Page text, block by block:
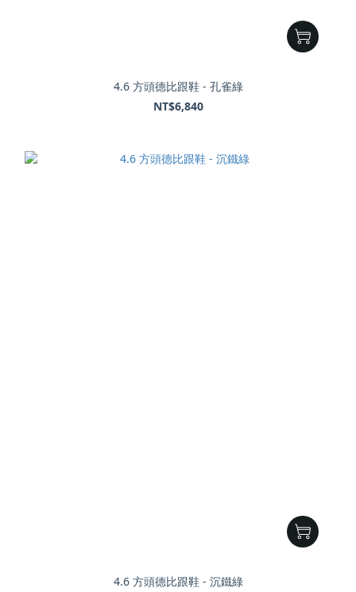
4.6 方頭德比跟鞋 - 孔雀綠
NT$6,840
4.6 方頭德比跟鞋 - 沉鐵綠